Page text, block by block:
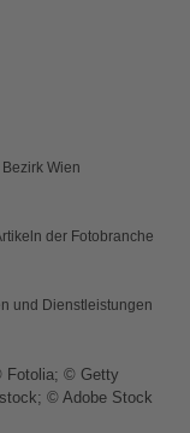
Wien
der Fotobranche
und Dienstleistungen
Fotolia; © Getty
© Adobe Stock